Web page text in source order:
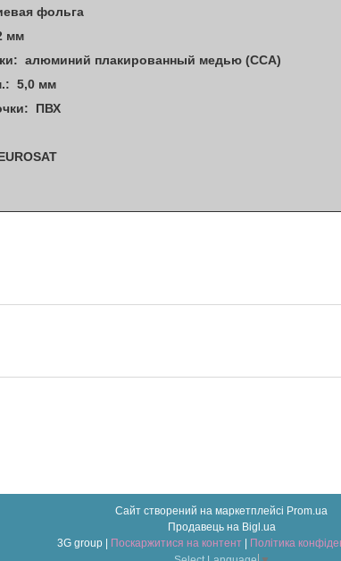
фольга
мм
алюминий плакированный медью (CCA)
5,0 мм
ПВХ
Сайт створений на маркетплейсі Prom.ua
Продавець на Bigl.ua
Поскаржитися на контент
Політика